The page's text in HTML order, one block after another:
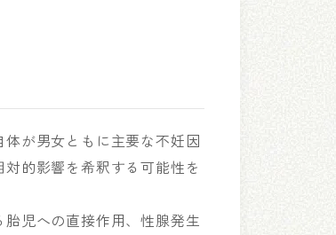
が男女ともに主要な不妊因
的影響を希釈する可能性を
児への直接作用、性腺発生